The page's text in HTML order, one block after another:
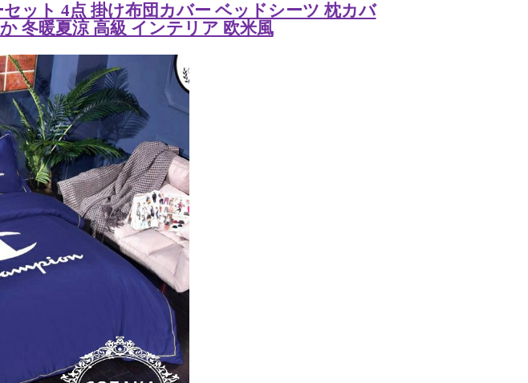
ット 4点 掛け布団カバー ベッドシーツ 枕カバ
冬暖夏涼 高級 インテリア 欧米風